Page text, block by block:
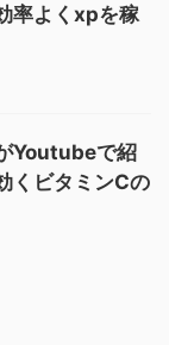
率よくxpを稼
Youtubeで紹
くビタミンCの